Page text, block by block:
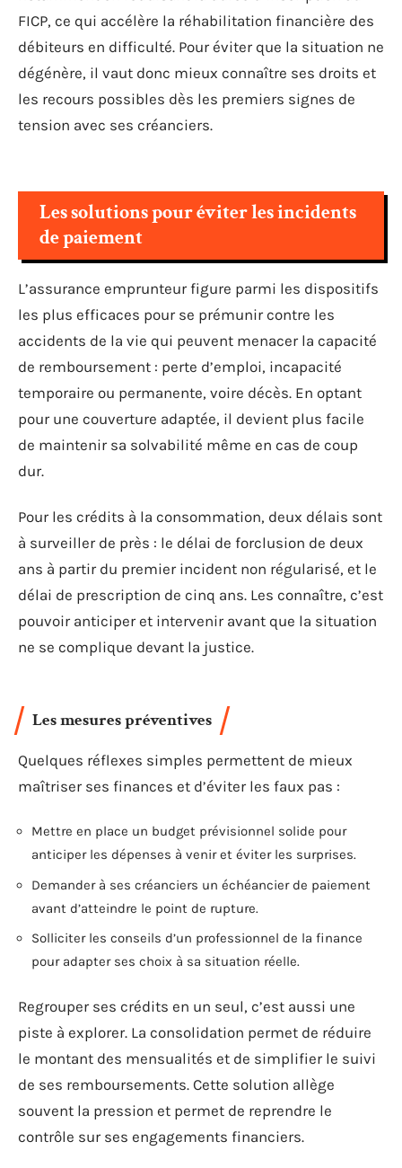
FICP, ce qui accélère la réhabilitation financière des
débiteurs en difficulté. Pour éviter que la situation ne
dégénère, il vaut donc mieux connaître ses droits et
les recours possibles dès les premiers signes de
tension avec ses créanciers.
Les solutions pour éviter les incidents
de paiement
L’assurance emprunteur figure parmi les dispositifs
les plus efficaces pour se prémunir contre les
accidents de la vie qui peuvent menacer la capacité
de remboursement : perte d’emploi, incapacité
temporaire ou permanente, voire décès. En optant
pour une couverture adaptée, il devient plus facile
de maintenir sa solvabilité même en cas de coup
dur.
Pour les crédits à la consommation, deux délais sont
à surveiller de près : le délai de forclusion de deux
ans à partir du premier incident non régularisé, et le
délai de prescription de cinq ans. Les connaître, c’est
pouvoir anticiper et intervenir avant que la situation
ne se complique devant la justice.
Les mesures préventives
Quelques réflexes simples permettent de mieux
maîtriser ses finances et d’éviter les faux pas :
Mettre en place un budget prévisionnel solide pour
anticiper les dépenses à venir et éviter les surprises.
Demander à ses créanciers un échéancier de paiement
avant d’atteindre le point de rupture.
Solliciter les conseils d’un professionnel de la finance
pour adapter ses choix à sa situation réelle.
Regrouper ses crédits en un seul, c’est aussi une
piste à explorer. La consolidation permet de réduire
le montant des mensualités et de simplifier le suivi
de ses remboursements. Cette solution allège
souvent la pression et permet de reprendre le
contrôle sur ses engagements financiers.